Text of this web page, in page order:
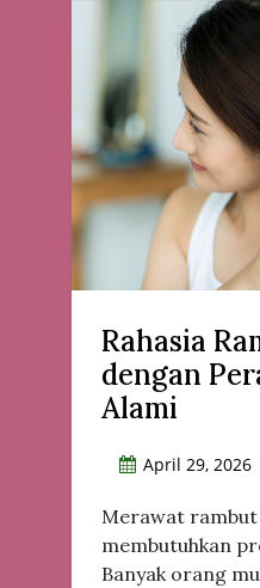
Rahasia
dengan
Alami
April 29, 2026
Merawat rambut
membutuhkan
Banyak orang